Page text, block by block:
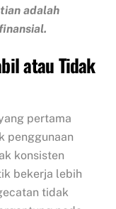
adalah
atau Tidak
pertama
penggunaan
konsisten
bekerja lebih
tidak